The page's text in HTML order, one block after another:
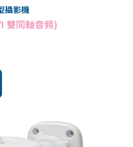
攝影機
雙同軸音頻)